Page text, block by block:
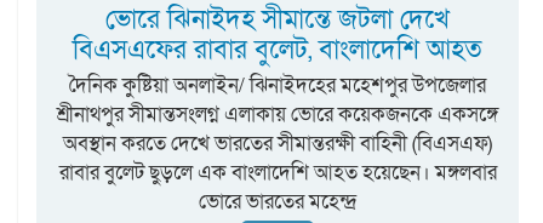
ভোরে ঝিনাইদহ সীমান্তে জটলা দেখে
বিএসএফের রাবার বুলেট, বাংলাদেশি আহত
দৈনিক কুষ্টিয়া অনলাইন/ ঝিনাইদহের মহেশপুর উপজেলার
শ্রীনাথপুর সীমান্তসংলগ্ন এলাকায় ভোরে কয়েকজনকে একসঙ্গে
অবস্থান করতে দেখে ভারতের সীমান্তরক্ষী বাহিনী (বিএসএফ)
রাবার বুলেট ছুড়লে এক বাংলাদেশি আহত হয়েছেন। মঙ্গলবার
ভোরে ভারতের মহেন্দ্র